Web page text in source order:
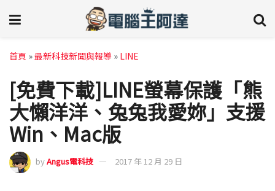
首頁 »最新科技新聞與報導 » LINE
[免費下載]LINE螢幕保護「熊
大懶洋洋、兔兔我愛妳」支援
Win、Mac版
byAngus電科技 2017 年 12 月 29 日